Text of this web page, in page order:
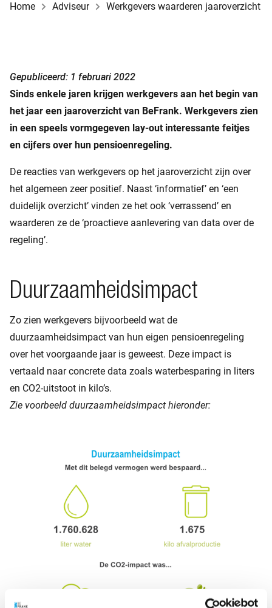
Home Adviseur Werkgevers waarderen jaaroverzicht
Gepubliceerd: 1 februari 2022
Sinds enkele jaren krijgen werkgevers aan het begin van
het jaar een jaaroverzicht van BeFrank. Werkgevers zien
in een speels vormgegeven lay-out interessante feitjes
en cijfers over hun pensioenregeling.
De reacties van werkgevers op het jaaroverzicht zijn over
het algemeen zeer positief. Naast ‘informatief’ en ‘een
duidelijk overzicht’ vinden ze het ook ‘verrassend’ en
waarderen ze de ‘proactieve aanlevering van data over de
regeling’.
Duurzaamheidsimpact
Zo zien werkgevers bijvoorbeeld wat de
duurzaamheidsimpact van hun eigen pensioenregeling
over het voorgaande jaar is geweest. Deze impact is
vertaald naar concrete data zoals waterbesparing in liters
en CO2-uitstoot in kilo’s.
Zie voorbeeld duurzaamheidsimpact hieronder: